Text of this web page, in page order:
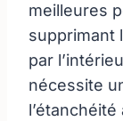
meilleures
supprimant
par
nécessite
l’étanchéité